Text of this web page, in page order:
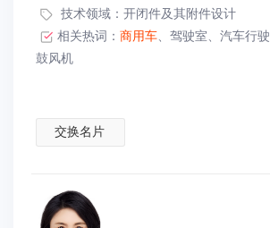
技术领域： 开闭件及其附件设计
相关热词： 商用车、 驾驶室、 汽车行驶
鼓风机
交换名片